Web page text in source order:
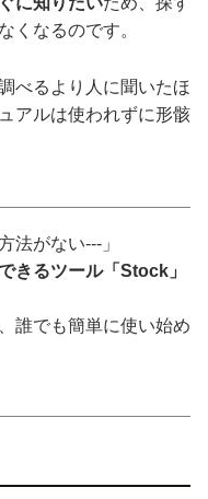
くなるのです。
べるより人に聞いたほ
アルは使われずに形骸
法がない---」
きるツール「Stock」
誰でも簡単に使い始め